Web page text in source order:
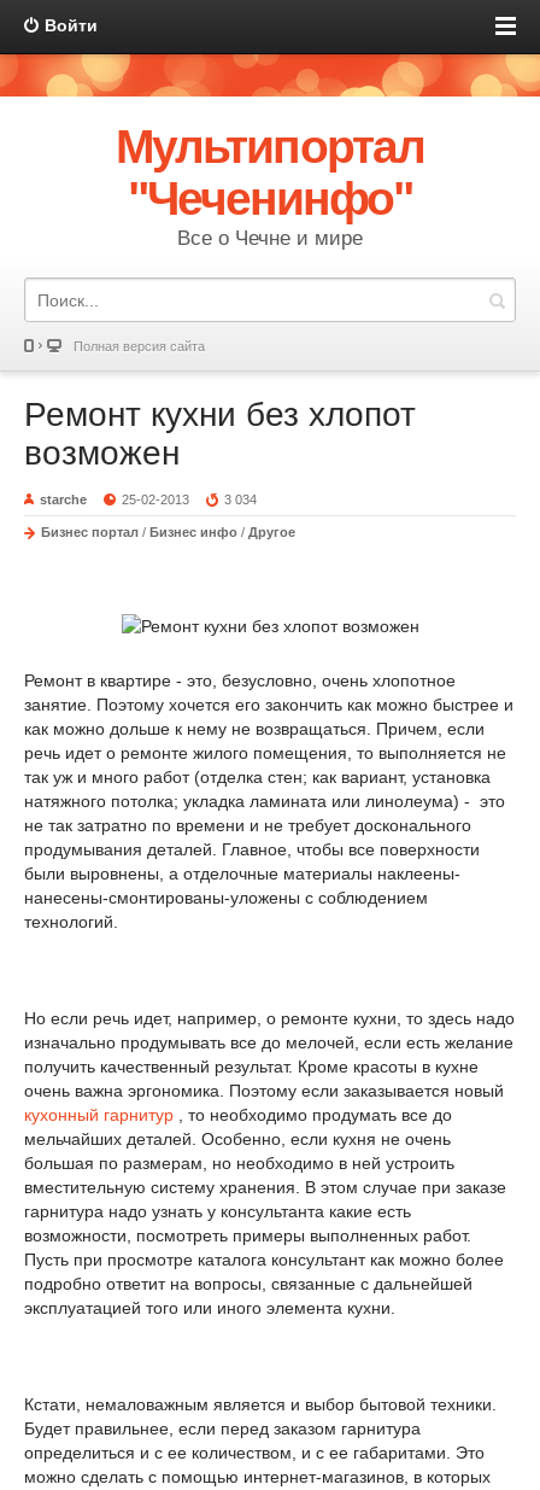
Войти
Мультипортал
"Чеченинфо"
Все о Чечне и мире
Полная версия сайта
Ремонт кухни без хлопот
возможен
starche 25-02-2013 3 034
Бизнес портал / Бизнес инфо / Другое
Ремонт в квартире - это, безусловно, очень хлопотное
занятие. Поэтому хочется его закончить как можно быстрее и
как можно дольше к нему не возвращаться. Причем, если
речь идет о ремонте жилого помещения, то выполняется не
так уж и много работ (отделка стен; как вариант, установка
натяжного потолка; укладка ламината или линолеума) - это
не так затратно по времени и не требует досконального
продумывания деталей. Главное, чтобы все поверхности
были выровнены, а отделочные материалы наклеены-
нанесены-смонтированы-уложены с соблюдением
технологий.
Но если речь идет, например, о ремонте кухни, то здесь надо
изначально продумывать все до мелочей, если есть желание
получить качественный результат. Кроме красоты в кухне
очень важна эргономика. Поэтому если заказывается новый
кухонный гарнитур , то необходимо продумать все до
мельчайших деталей. Особенно, если кухня не очень
большая по размерам, но необходимо в ней устроить
вместительную систему хранения. В этом случае при заказе
гарнитура надо узнать у консультанта какие есть
возможности, посмотреть примеры выполненных работ.
Пусть при просмотре каталога консультант как можно более
подробно ответит на вопросы, связанные с дальнейшей
эксплуатацией того или иного элемента кухни.
Кстати, немаловажным является и выбор бытовой техники.
Будет правильнее, если перед заказом гарнитура
определиться и с ее количеством, и с ее габаритами. Это
можно сделать с помощью интернет-магазинов, в которых